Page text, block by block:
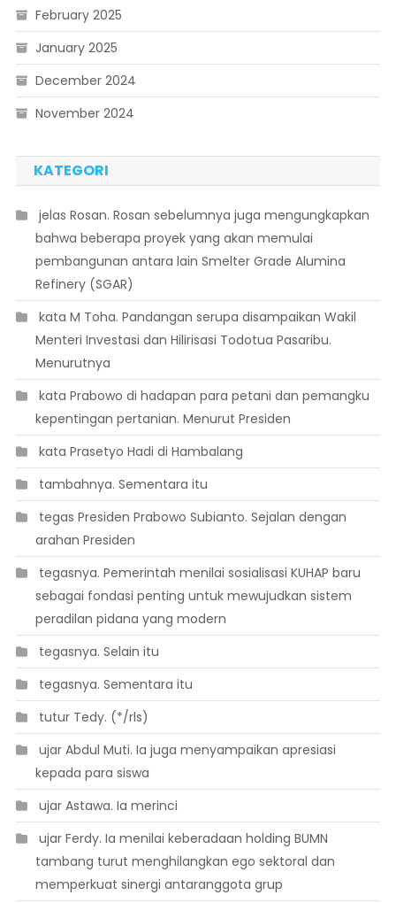
February 2025
January 2025
December 2024
November 2024
KATEGORI
 jelas Rosan. Rosan sebelumnya juga mengungkapkan
bahwa beberapa proyek yang akan memulai
pembangunan antara lain Smelter Grade Alumina
Refinery (SGAR)
 kata M Toha. Pandangan serupa disampaikan Wakil
Menteri Investasi dan Hilirisasi Todotua Pasaribu.
Menurutnya
 kata Prabowo di hadapan para petani dan pemangku
kepentingan pertanian. Menurut Presiden
 kata Prasetyo Hadi di Hambalang
 tambahnya. Sementara itu
 tegas Presiden Prabowo Subianto. Sejalan dengan
arahan Presiden
 tegasnya. Pemerintah menilai sosialisasi KUHAP baru
sebagai fondasi penting untuk mewujudkan sistem
peradilan pidana yang modern
 tegasnya. Selain itu
 tegasnya. Sementara itu
 tutur Tedy. (*/rls)
 ujar Abdul Muti. Ia juga menyampaikan apresiasi
kepada para siswa
 ujar Astawa. Ia merinci
 ujar Ferdy. Ia menilai keberadaan holding BUMN
tambang turut menghilangkan ego sektoral dan
memperkuat sinergi antaranggota grup